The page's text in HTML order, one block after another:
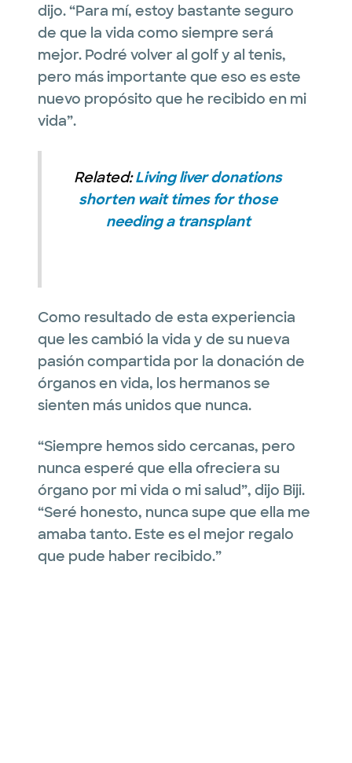
dijo. “Para mí, estoy bastante seguro
de que la vida como siempre será
mejor. Podré volver al golf y al tenis,
pero más importante que eso es este
nuevo propósito que he recibido en mi
vida”.
Related:Living liver donations
shorten wait times for those
needing a transplant
Como resultado de esta experiencia
que les cambió la vida y de su nueva
pasión compartida por la donación de
órganos en vida, los hermanos se
sienten más unidos que nunca.
“Siempre hemos sido cercanas, pero
nunca esperé que ella ofreciera su
órgano por mi vida o mi salud”, dijo Biji.
“Seré honesto, nunca supe que ella me
amaba tanto. Este es el mejor regalo
que pude haber recibido.”